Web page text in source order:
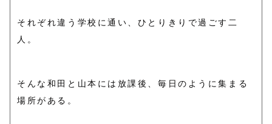
それぞれ違う学校に通い、ひとりきりで過ごす二
人。
そんな和田と山本には放課後、毎日のように集まる
場所がある。